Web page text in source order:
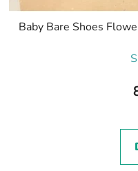
Baby Bare Shoes